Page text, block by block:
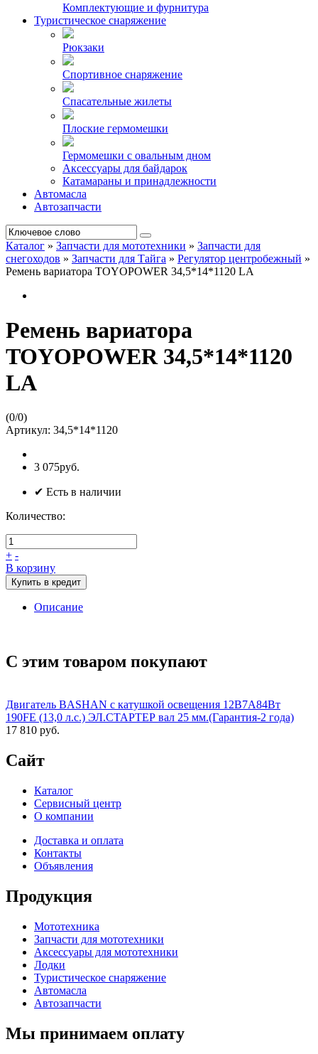
Комплектующие и фурнитура
Туристическое снаряжение
Рюкзаки
Спортивное снаряжение
Спасательные жилеты
Плоские гермомешки
Гермомешки с овальным дном
Аксессуары для байдарок
Катамараны и принадлежности
Автомасла
Автозапчасти
Каталог » Запчасти для мототехники » Запчасти для
снегоходов » Запчасти для Тайга » Регулятор центробежный »
Ремень вариатора TOYOPOWER 34,5*14*1120 LA
Ремень вариатора
TOYOPOWER 34,5*14*1120
LA
(0/0)
Артикул: 34,5*14*1120
3 075руб.
✔ Есть в наличии
Количество:
+ -
В корзину
Купить в кредит
Описание
С этим товаром покупают
Двигатель BASHAN с катушкой освещения 12В7А84Вт
190FE (13,0 л.с.) ЭЛ.СТАРТЕР вал 25 мм.(Гарантия-2 года)
17 810 руб.
Сайт
Каталог
Сервисный центр
О компании
Доставка и оплата
Контакты
Объявления
Продукция
Мототехника
Запчасти для мототехники
Аксессуары для мототехники
Лодки
Туристическое снаряжение
Автомасла
Автозапчасти
Мы принимаем оплату